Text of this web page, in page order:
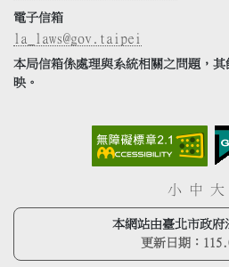
電子信箱
la_laws@gov.taipei
本局信箱係處理與系統相關之問題，
映。
小 中 大
本網站由臺北市政府
更新日期：